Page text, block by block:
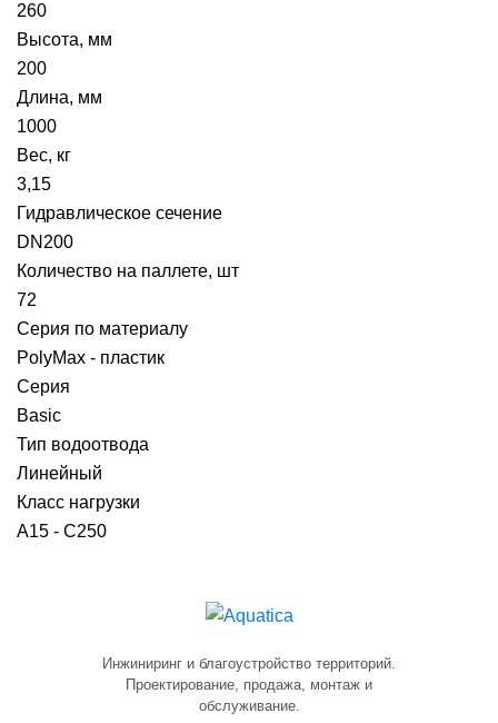
260
Высота, мм
200
Длина, мм
1000
Вес, кг
3,15
Гидравлическое сечение
DN200
Количество на паллете, шт
72
Серия по материалу
PolyMax - пластик
Серия
Basic
Тип водоотвода
Линейный
Класс нагрузки
A15 - C250
Инжиниринг и благоустройство территорий.
Проектирование, продажа, монтаж и
обслуживание.